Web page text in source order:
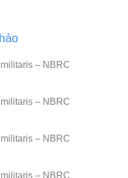
– NBRC
– NBRC
– NBRC
– NBRC